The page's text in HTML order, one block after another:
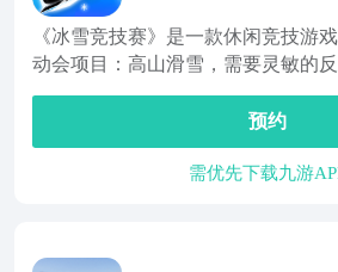
《冰雪竞技赛》是一款休闲竞技游
动会项目：高山滑雪，需要灵敏的
预约
需优先下载九游